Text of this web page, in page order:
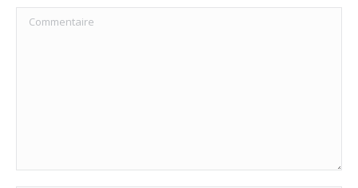
Commentaire